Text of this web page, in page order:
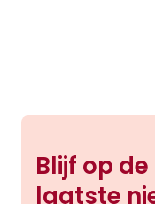
Blijf op
laatste